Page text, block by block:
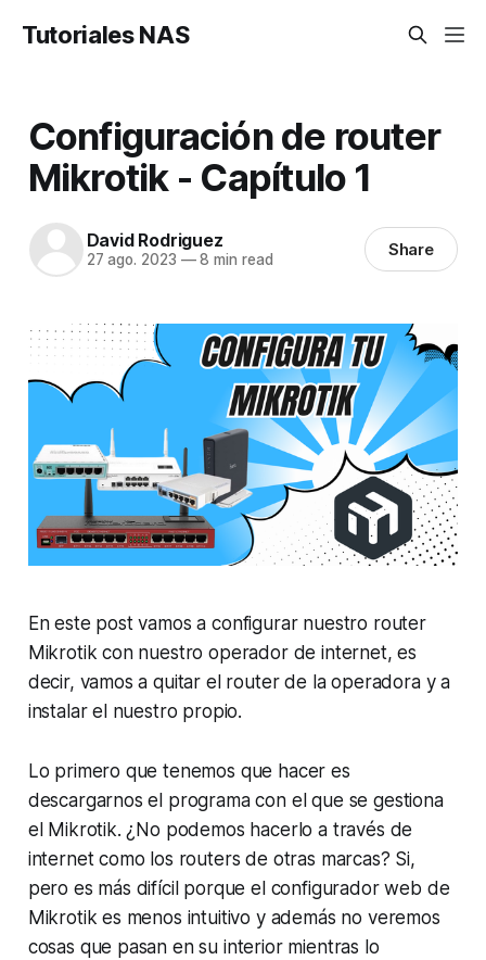
Tutoriales NAS
Configuración de router
Mikrotik - Capítulo 1
David Rodriguez
27 ago. 2023 —8 min read Share
En este post vamos a configurar nuestro router
Mikrotik con nuestro operador de internet, es
decir, vamos a quitar el router de la operadora y a
instalar el nuestro propio.
Lo primero que tenemos que hacer es
descargarnos el programa con el que se gestiona
el Mikrotik. ¿No podemos hacerlo a través de
internet como los routers de otras marcas? Si,
pero es más difícil porque el configurador web de
Mikrotik es menos intuitivo y además no veremos
cosas que pasan en su interior mientras lo